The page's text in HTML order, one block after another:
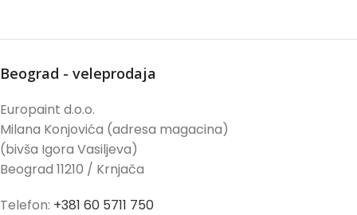
Beograd - veleprodaja
Europaint d.o.o.
Milana Konjovića (adresa magacina)
(bivša Igora Vasiljeva)
Beograd 11210 / Krnjača
Telefon: +381 60 5711 750